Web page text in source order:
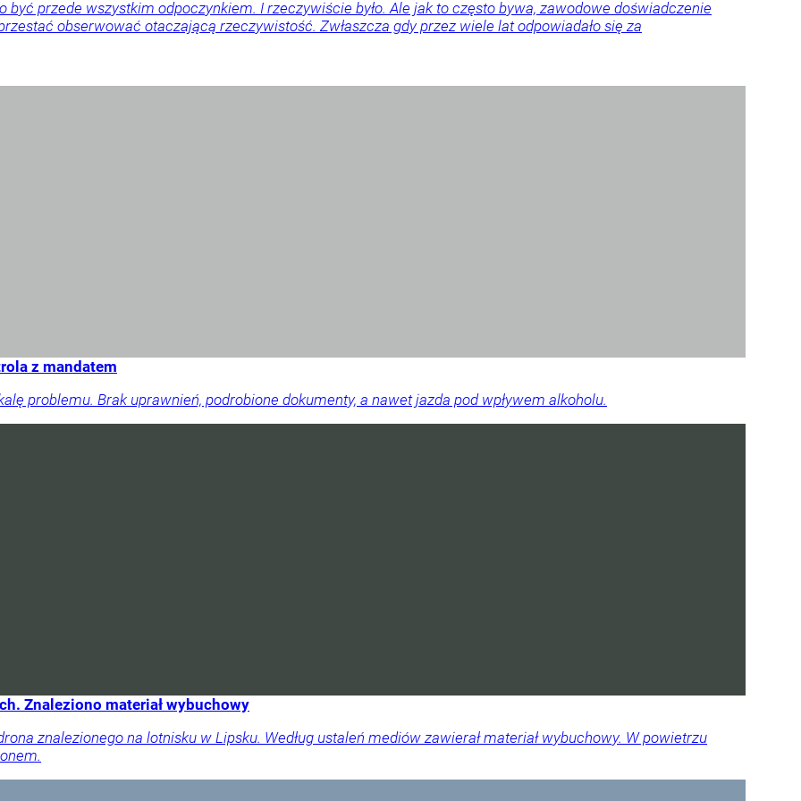
być przede wszystkim odpoczynkiem. I rzeczywiście było. Ale jak to często bywa, zawodowe doświadczenie
obserwować otaczającą rzeczywistość. Zwłaszcza gdy przez wiele lat odpowiadało się za
z mandatem
problemu. Brak uprawnień, podrobione dokumenty, a nawet jazda pod wpływem alkoholu.
Znaleziono materiał wybuchowy
znalezionego na lotnisku w Lipsku. Według ustaleń mediów zawierał materiał wybuchowy. W powietrzu